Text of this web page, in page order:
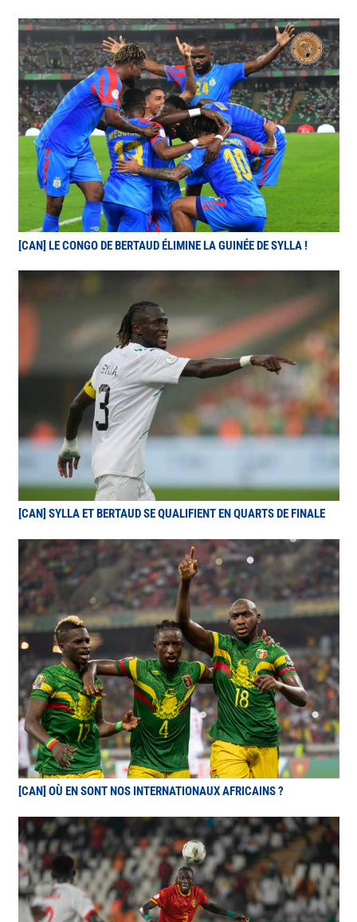
[CAN] LE CONGO DE BERTAUD ÉLIMINE LA GUINÉE DE SYLLA !
[CAN] SYLLA ET BERTAUD SE QUALIFIENT EN QUARTS DE FINALE
[CAN] OÙ EN SONT NOS INTERNATIONAUX AFRICAINS ?